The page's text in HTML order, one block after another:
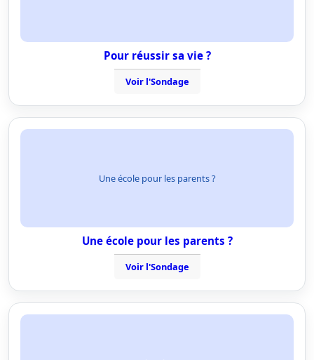
Pour réussir sa vie ?
Voir l'Sondage
Une école pour les parents ?
Une école pour les parents ?
Voir l'Sondage